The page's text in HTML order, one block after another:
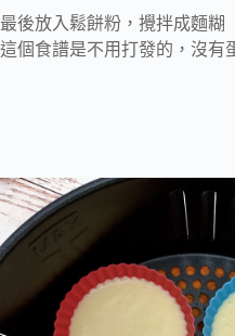
最後放入鬆餅粉，攪拌成麵糊
這個食譜是不用打發的，沒有